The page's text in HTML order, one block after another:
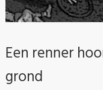
Een renner
grond